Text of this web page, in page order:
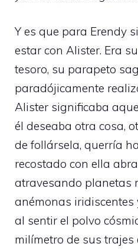
Y es que para Erendy
estar con Alister. Era
tesoro, su parapeto
paradójicamente
Alister significaba
él deseaba otra cosa,
de follársela, querría
recostado con ella
atravesando planetas
anémonas iridiscentes
al sentir el polvo
milímetro de sus trajes